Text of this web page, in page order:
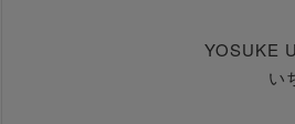
YOSUKE
い